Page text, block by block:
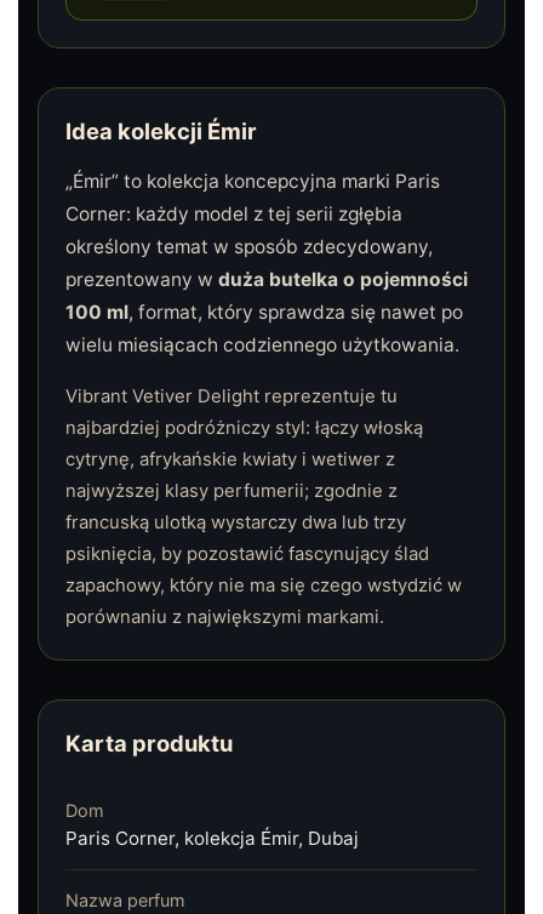
Idea kolekcji Émir
„Émir” to kolekcja koncepcyjna marki Paris
Corner: każdy model z tej serii zgłębia
określony temat w sposób zdecydowany,
prezentowany w duża butelka o pojemności
100 ml, format, który sprawdza się nawet po
wielu miesiącach codziennego użytkowania.
Vibrant Vetiver Delight reprezentuje tu
najbardziej podróżniczy styl: łączy włoską
cytrynę, afrykańskie kwiaty i wetiwer z
najwyższej klasy perfumerii; zgodnie z
francuską ulotką wystarczy dwa lub trzy
psiknięcia, by pozostawić fascynujący ślad
zapachowy, który nie ma się czego wstydzić w
porównaniu z największymi markami.
Karta produktu
Dom
Paris Corner, kolekcja Émir, Dubaj
Nazwa perfum